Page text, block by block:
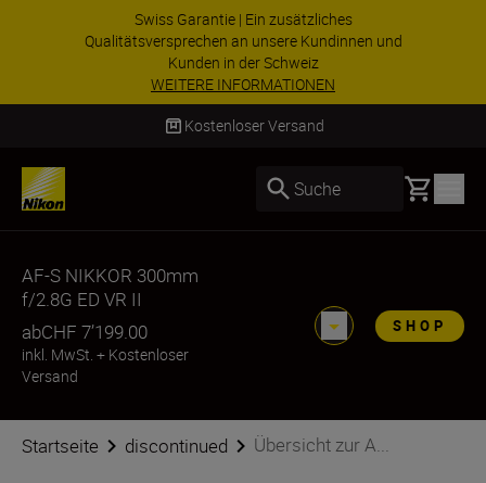
Swiss Garantie | Ein zusätzliches
Qualitätsversprechen an unsere Kundinnen und
Kunden in der Schweiz
WEITERE INFORMATIONEN
Kostenloser Versand
Suche Basket
AF-S NIKKOR 300mm
f/2.8G ED VR II
abCHF 7’199.00
inkl. MwSt. + Kostenloser
Versand
SHOP
Startseite discontinued Übersicht zur A...